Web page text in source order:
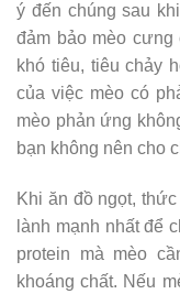
ý đến chúng sau
đảm bảo mèo
khó tiêu, tiêu chảy
của việc mèo có
mèo phản ứng
bạn không nên cho
Khi ăn đồ ngọt,
lành mạnh nhất để
protein mà mèo
khoáng chất. Nếu